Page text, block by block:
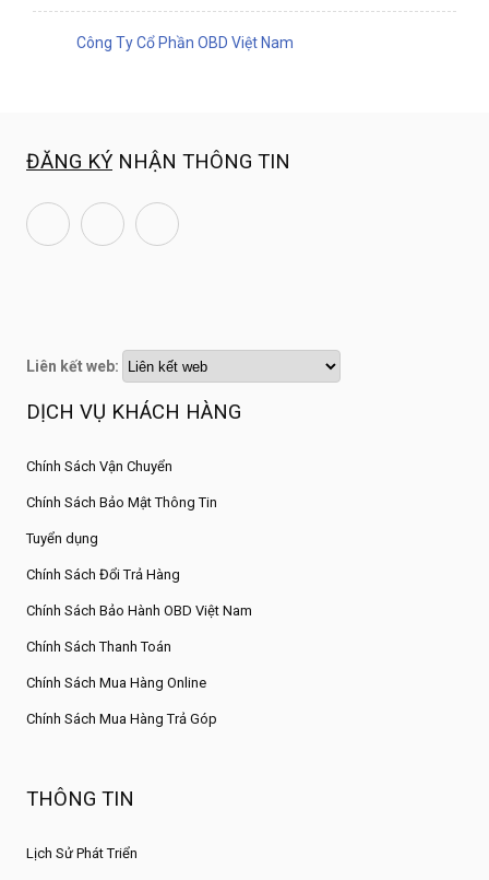
Công Ty Cổ Phần OBD Việt Nam
ĐĂNG KÝ NHẬN THÔNG TIN
Liên kết web:
DỊCH VỤ KHÁCH HÀNG
Chính Sách Vận Chuyển
Chính Sách Bảo Mật Thông Tin
Tuyển dụng
Chính Sách Đổi Trả Hàng
Chính Sách Bảo Hành OBD Việt Nam
Chính Sách Thanh Toán
Chính Sách Mua Hàng Online
Chính Sách Mua Hàng Trả Góp
THÔNG TIN
Lịch Sử Phát Triển